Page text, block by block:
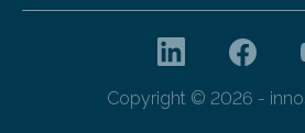
Copyright © 2026 -